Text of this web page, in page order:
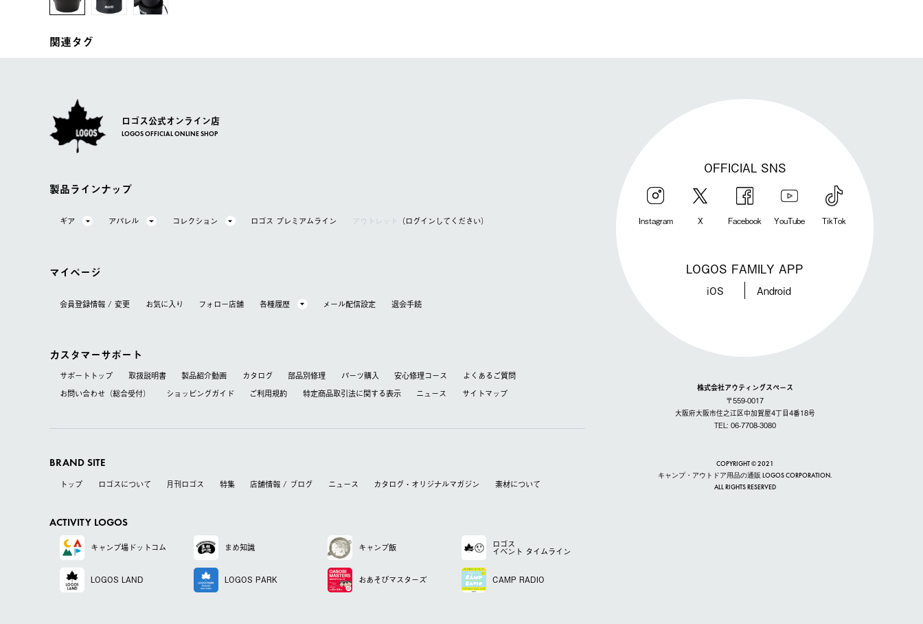
関連タグ
ロゴス公式オンライン店
LOGOS OFFICIAL ONLINE SHOP
製品ラインナップ
ギア アパレル コレクション ロゴス プレミアムライン アウトレット （ログインしてください）
マイページ
会員登録情報 / 変更 お気に⼊り フォロー店舗 各種履歴 メール配信設定 退会⼿続
カスタマーサポート
サポートトップ 取扱説明書 製品紹介動画 カタログ 部品別修理 パーツ購入 安心修理コース
よくあるご質問
お問い合わせ（総合受付）
ショッピングガイド ご利用規約 特定商品取引法に関する表⽰ ニュース サイトマップ
BRAND SITE
トップ ロゴスについて 月刊ロゴス 特集 店舗情報 / ブログ ニュース カタログ・オリジナルマガジン 素材について
ACTIVITY LOGOS
キャンプ場ドットコム まめ知識 キャンプ飯 ロゴス
イベント タイムライン
LOGOS LAND LOGOS PARK おあそびマスターズ CAMP RADIO
OFFICIAL SNS
Instagram X Facebook YouTube TikTok
LOGOS FAMILY APP
iOS Android
株式会社アウティングスペース
〒559-0017
大阪府大阪市住之江区中加賀屋4丁目4番18号
TEL: 06-7708-3080
COPYRIGHT © 2021
キャンプ・アウトドア用品の通販 LOGOS CORPORATION.
ALL RIGHTS RESERVED